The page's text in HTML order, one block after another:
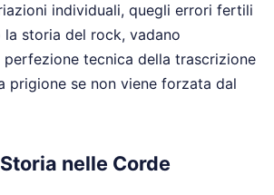
individuali, quegli errori fertili
la storia del rock, vadano
perfezione tecnica della trascrizione
prigione se non viene forzata dal
nelle Corde